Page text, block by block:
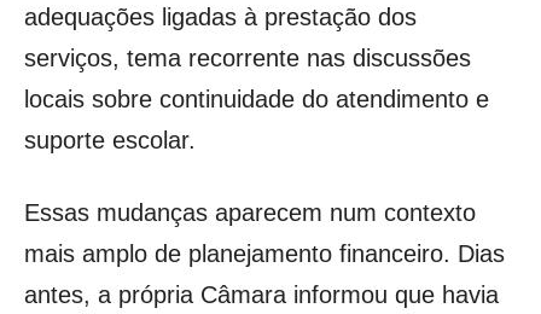
adequações ligadas à prestação dos
serviços, tema recorrente nas discussões
locais sobre continuidade do atendimento e
suporte escolar.
Essas mudanças aparecem num contexto
mais amplo de planejamento financeiro. Dias
antes, a própria Câmara informou que havia